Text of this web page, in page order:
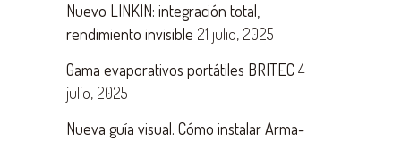
Nuevo LINKIN: integración total,
rendimiento invisible 21 julio, 2025
Gama evaporativos portátiles BRITEC4
julio, 2025
Nueva guía visual. Cómo instalar Arma-